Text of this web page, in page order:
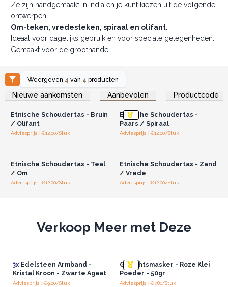
Ze zijn handgemaakt in India en je kunt kiezen uit de volgende
ontwerpen:
Om-teken, vredesteken, spiraal en olifant.
Ideaal voor dagelijks gebruik en voor speciale gelegenheden.
Gemaakt voor de groothandel.
Weergeven 4 van 4 producten
Nieuwe aankomsten Aanbevolen Productcode
Log in of registreer u voor
groothandelsprijzen.
Etnische Schoudertas - Bruin
/ Olifant
Adviesprijs : €12.00/Stuk
Log in of registreer u voor
groothandelsprijzen.
Etnische Schoudertas -
Paars / Spiraal
Adviesprijs : €12.00/Stuk
Etnische Schoudertas - Teal
/ Om
Adviesprijs : €12.00/Stuk
Etnische Schoudertas - Zand
/ Vrede
Adviesprijs : €12.00/Stuk
Verkoop Meer met Deze
3xEdelsteen Armband -
Kristal Kroon - Zwarte Agaat
Adviesprijs : €9.00/Stuk
Gezichtsmasker - Roze Klei
Poeder - 50gr
Adviesprijs : €7.81/Stuk